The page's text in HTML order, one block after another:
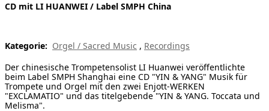
CD mit LI HUANWEI / Label SMPH China
Kategorie: Orgel / Sacred Music , Recordings
Der chinesische Trompetensolist LI Huanwei veröffentlichte
beim Label SMPH Shanghai eine CD "YIN & YANG" Musik für
Trompete und Orgel mit den zwei Enjott-WERKEN
"EXCLAMATIO" und das titelgebende "YIN & YANG. Toccata und
Melisma".